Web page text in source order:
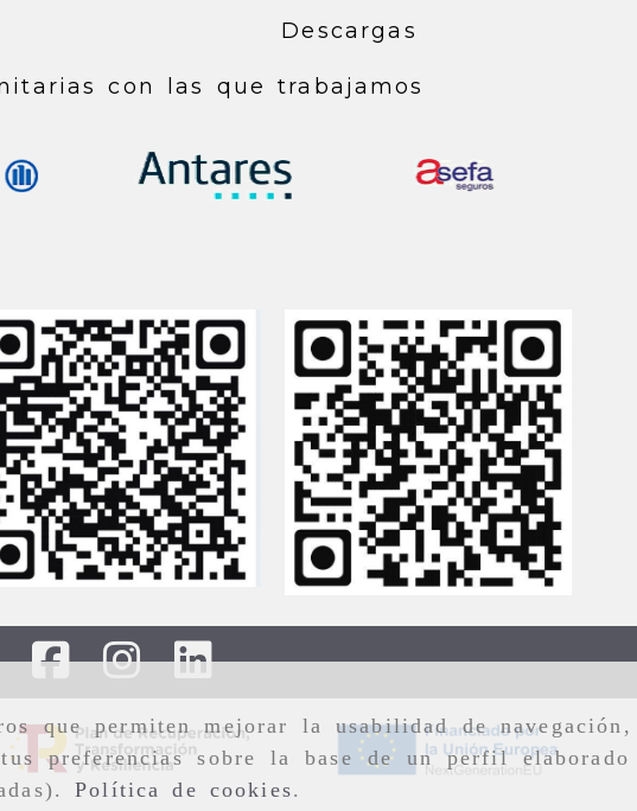
que permiten mejorar la usabilidad de
preferencias sobre la base de un perfil
Política de cookies.
Descargas
con las que trabajamos